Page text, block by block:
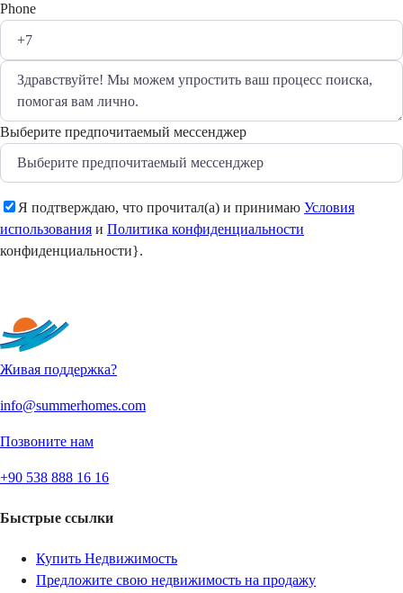
Phone
Выберите предпочитаемый мессенджер
Я подтверждаю, что прочитал(а) и принимаю Условия
использования и Политика конфиденциальности
конфиденциальности}.
Живая поддержка?
info@summerhomes.com
Позвоните нам
+90 538 888 16 16
Быстрые ссылки
Купить Недвижимость
Предложите свою недвижимость на продажу